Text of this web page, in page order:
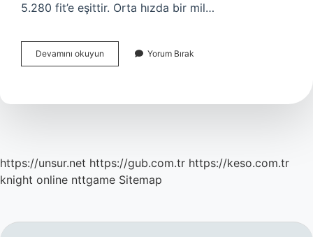
5.280 fit’e eşittir. Orta hızda bir mil…
Devamını okuyun
Km
Sürer
Yorum Bırak
https://unsur.net https://gub.com.tr https://keso.com.tr
knight online nttgame Sitemap